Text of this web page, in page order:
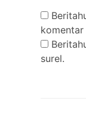
komentar
surel.